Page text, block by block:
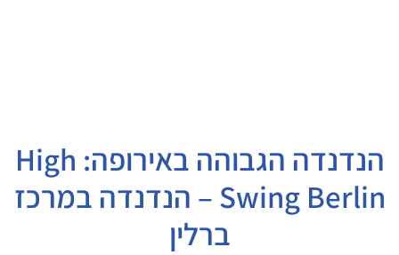
הנדנדה הגבוהה באירופה: High
Swing Berlin – הנדנדה במרכז
ברלין